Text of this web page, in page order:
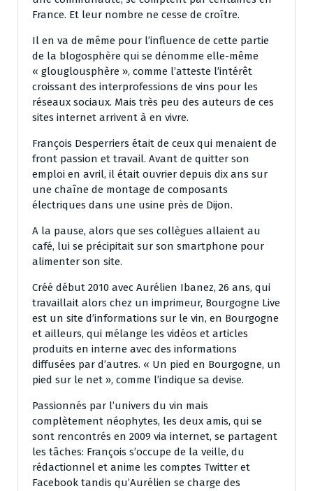
France. Et leur nombre ne cesse de croître.
Il en va de même pour l’influence de cette partie
de la blogosphère qui se dénomme elle-même
« glouglousphère », comme l’atteste l’intérêt
croissant des interprofessions de vins pour les
réseaux sociaux. Mais très peu des auteurs de ces
sites internet arrivent à en vivre.
François Desperriers était de ceux qui menaient de
front passion et travail. Avant de quitter son
emploi en avril, il était ouvrier depuis dix ans sur
une chaîne de montage de composants
électriques dans une usine près de Dijon.
A la pause, alors que ses collègues allaient au
café, lui se précipitait sur son smartphone pour
alimenter son site.
Créé début 2010 avec Aurélien Ibanez, 26 ans, qui
travaillait alors chez un imprimeur, Bourgogne Live
est un site d’informations sur le vin, en Bourgogne
et ailleurs, qui mélange les vidéos et articles
produits en interne avec des informations
diffusées par d’autres. « Un pied en Bourgogne, un
pied sur le net », comme l’indique sa devise.
Passionnés par l’univers du vin mais
complètement néophytes, les deux amis, qui se
sont rencontrés en 2009 via internet, se partagent
les tâches: François s’occupe de la veille, du
rédactionnel et anime les comptes Twitter et
Facebook tandis qu’Aurélien se charge des